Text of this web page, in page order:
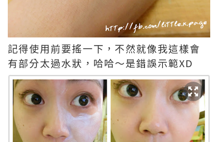
記得使用前要搖一下，不然就像我這樣會
有部分太過水狀，哈哈～是錯誤示範XD